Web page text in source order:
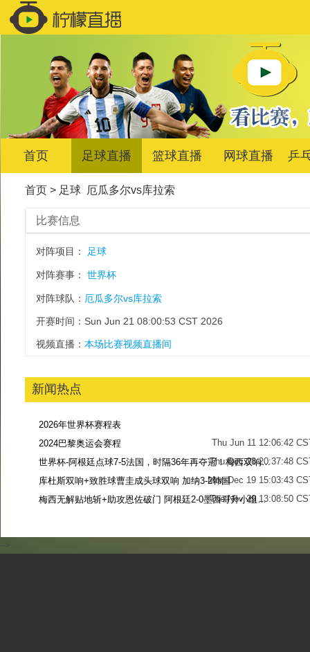
首页 足球直播 篮球直播 网球直播 乒
首页> 足球 厄瓜多尔vs库拉索
比赛信息
对阵项目： 足球
对阵赛事： 世界杯
对阵球队： 厄瓜多尔vs库拉索
开赛时间：Sun Jun 21 08:00:53 CST 2026
视频直播： 本场比赛视频直播间
新闻热点
2026年世界杯赛程表
Thu Jun 11 12:06:42
2024巴黎奥运会赛程
Thu Dec 28 20:37:48
世界杯-阿根廷点球7-5法国，时隔36年再夺冠！梅西双响姆巴佩戴帽
Mon Dec 19 15:03:43
库杜斯双响+致胜球曹圭成头球双响 加纳3-2韩国
Tue Nov 29 13:08:50
梅西无解贴地斩+助攻恩佐破门 阿根廷2-0墨西哥升小组第二